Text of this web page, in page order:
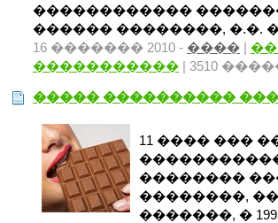
������������
������ ��������, �.�.
16 ������� 2010 - ���� |
����������� | 3510
����� ����������
11 ���� ���
��������
��������,
�������, �